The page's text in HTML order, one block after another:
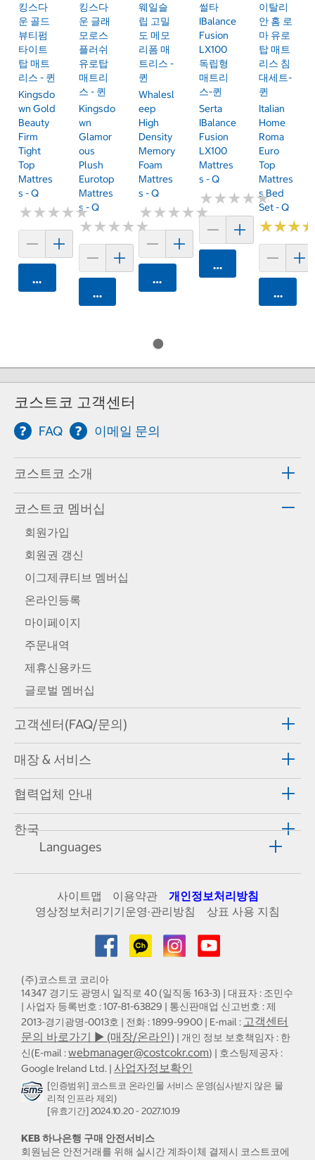
킹스다
운 골드
뷰티펌
타이트
탑 매트
리스 - 퀸
Kingsdo
Wn Gold
Beauty
Firm
Tight
Top
Mattres
S - Q
★★★★★
★★★★★
카트에 담기
킹스다
운 글래
모로스
플러쉬
유로탑
매트리
스 - 퀸
Kingsdo
Wn
Glamor
Ous
Plush
Eurotop
Mattres
S - Q
★★★★★
★★★★★
카트에 담기
웨일슬
립 고밀
도 메모
리폼 매
트리스 -
퀸
Whalesl
Eep
High
Density
Memory
Foam
Mattres
S - Q
★★★★★
★★★★★
카트에 담기
썰타
IBalance
Fusion
LX100
독립형
매트리
스-퀸
Serta
IBalance
Fusion
LX100
Mattres
S - Q
★★★★★
★★★★★
카트에 담기
이탈리
안 홈 로
마 유로
탑 매트
리스 침
대세트-
퀸
Italian
Home
Roma
Euro
Top
Mattres
S Bed
Set - Q
★★★
★★★
카트에
코스트코 고객센터
FAQ 이메일 문의
코스트코 소개
코스트코 멤버십
회원가입
회원권 갱신
이그제큐티브 멤버십
온라인등록
마이페이지
주문내역
제휴신용카드
글로벌 멤버십
고객센터(FAQ/문의)
매장 & 서비스
협력업체 안내
한국
Languages
사이트맵 이용약관
개인정보처리방침
영상정보처리기기운영·관리방침
상표 사용 지침
(주)코스트코 코리아
14347 경기도 광명시 일직로 40 (일직동 163-3) | 대표자 : 조민수
| 사업자 등록번호 : 107-81-63829 | 통신판매업 신고번호 : 제
2013-경기광명-0013호 | 전화 : 1899-9900 | E-mail : 고객센터
문의 바로가기 ▶ (매장/온라인) | 개인 정보 보호책임자 : 한
신(E-mail :webmanager@costcokr.com) | 호스팅제공자 :
Google Ireland Ltd. | 사업자정보확인
[인증범위] 코스트코 온라인몰 서비스 운영(심사받지 않은 물
리적 인프라 제외)
[유효기간] 2024.10.20 - 2027.10.19
KEB 하나은행 구매 안전서비스
회원님은 안전거래를 위해 실시간 계좌이체 결제시 코스트코에